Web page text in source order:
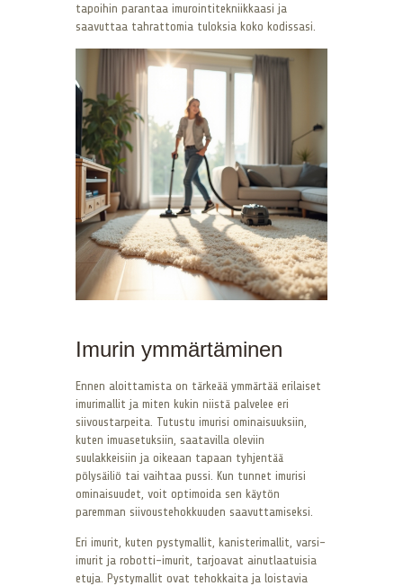
tapoihin parantaa imurointitekniikkaasi ja
saavuttaa tahrattomia tuloksia koko kodissasi.
Imurin ymmärtäminen
Ennen aloittamista on tärkeää ymmärtää erilaiset
imurimallit ja miten kukin niistä palvelee eri
siivoustarpeita. Tutustu imurisi ominaisuuksiin,
kuten imuasetuksiin, saatavilla oleviin
suulakkeisiin ja oikeaan tapaan tyhjentää
pölysäiliö tai vaihtaa pussi. Kun tunnet imurisi
ominaisuudet, voit optimoida sen käytön
paremman siivoustehokkuuden saavuttamiseksi.
Eri imurit, kuten pystymallit, kanisterimallit, varsi-
imurit ja robotti-imurit, tarjoavat ainutlaatuisia
etuja. Pystymallit ovat tehokkaita ja loistavia